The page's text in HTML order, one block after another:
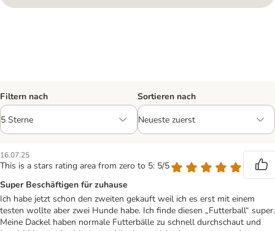
Filtern nach Sortieren nach
16.07.25
This is a stars rating area from zero to 5: 5/5
Super Beschäftigen für zuhause
Ich habe jetzt schon den zweiten gekauft weil ich es erst mit einem
testen wollte aber zwei Hunde habe. Ich finde diesen „Futterball“ super.
Meine Dackel haben normale Futterbälle zu schnell durchschaut und